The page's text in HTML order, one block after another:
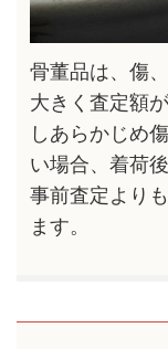
骨董品は、傷
大きく査定額
しあらかじめ
い場合、着荷
事前査定より
ます。